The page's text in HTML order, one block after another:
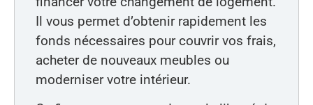
Il vous permet d’obtenir rapidement les
fonds nécessaires pour couvrir vos frais,
acheter de nouveaux meubles ou
moderniser votre intérieur.